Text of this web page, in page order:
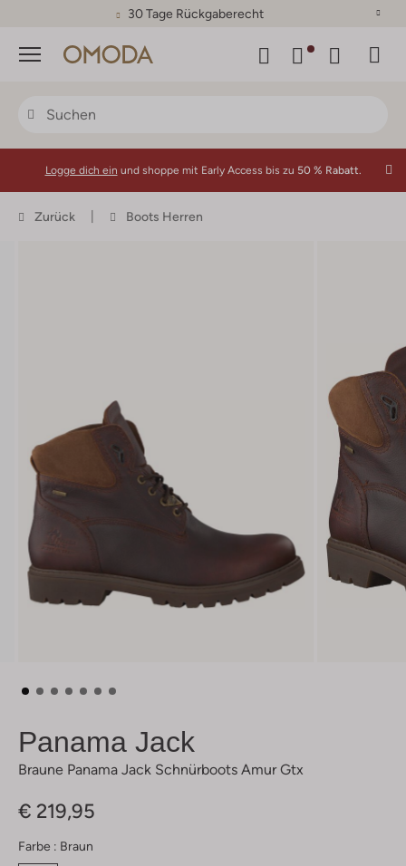
30 Tage Rückgaberecht
Menü
Logge dich ein und shoppe mit Early Access bis zu 50 % Rabatt.
Zurück Boots Herren
Panama Jack
Braune Panama Jack Schnürboots Amur Gtx
€ 219,95
Farbe : Braun